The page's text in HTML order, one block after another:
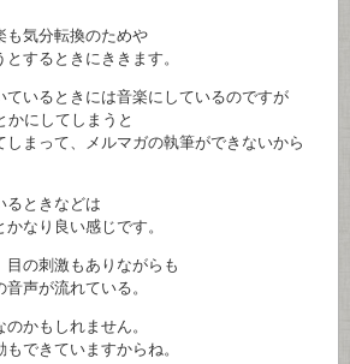
気分転換のためや
するときにききます。
いるときには音楽にしているのですが
にしてしまうと
まって、メルマガの執筆ができないから
ときなどは
なり良い感じです。
の刺激もありながらも
声が流れている。
かもしれません。
できていますからね。